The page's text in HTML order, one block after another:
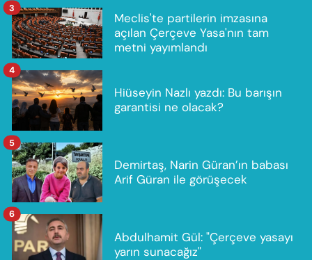
Meclis'te partilerin imzasına
açılan Çerçeve Yasa'nın tam
metni yayımlandı
3
Hiüseyin Nazlı yazdı: Bu barışın
garantisi ne olacak?
4
Demirtaş, Narin Güran’ın babası
Arif Güran ile görüşecek
5
Abdulhamit Gül: "Çerçeve yasayı
yarın sunacağız"
6